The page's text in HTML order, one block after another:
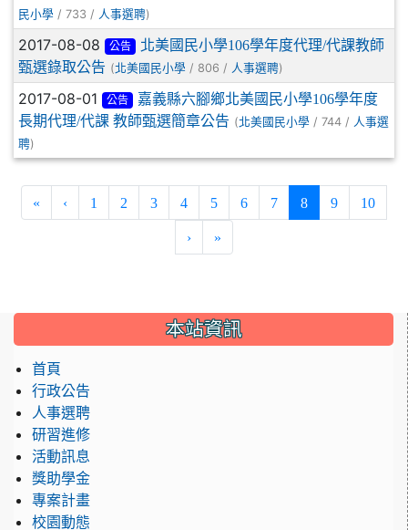
民小學 / 733 / 人事選聘)
2017-08-08 公告
北美國民小學106學年度代理/代課教師
甄選錄取公告 (北美國民小學 / 806 / 人事選聘)
2017-08-01 公告
嘉義縣六腳鄉北美國民小學106學年度
長期代理/代課 教師甄選簡章公告 (北美國民小學 / 744 / 人事選
聘)
« ‹ 1 2 3 4 5 6 7 8(current)
9 10
› »
::: 本站資訊
首頁
行政公告
人事選聘
研習進修
活動訊息
獎助學金
專案計畫
校園動態